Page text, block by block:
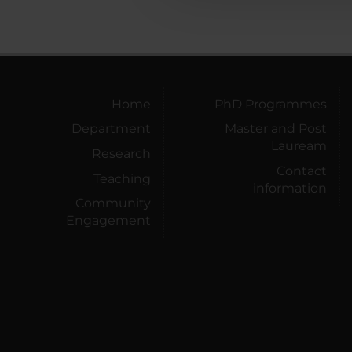
Home
Department
Research
Teaching
Community
Engagement
PhD Programmes
Master and Post
Lauream
Contact
information